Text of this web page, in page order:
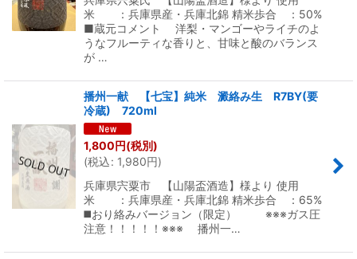
米 ：兵庫県産・兵庫北錦 精米歩合 ：50%
■蔵元コメント 洋梨・マンゴーやライチのよ
うなフルーティな香りと、甘味と酸のバランス
が …
播州一献 【七宝】純米 澱絡み生 R7BY(要
冷蔵) 720ml
1,800円(税別)
(税込: 1,980円)
兵庫県宍粟市 【山陽盃酒造】様より 使用
米 ：兵庫県産・兵庫北錦 精米歩合 ：65%
◼️おり絡みバージョン（限定） ※※※ガス圧
注意！！！！！※※※ 播州一…